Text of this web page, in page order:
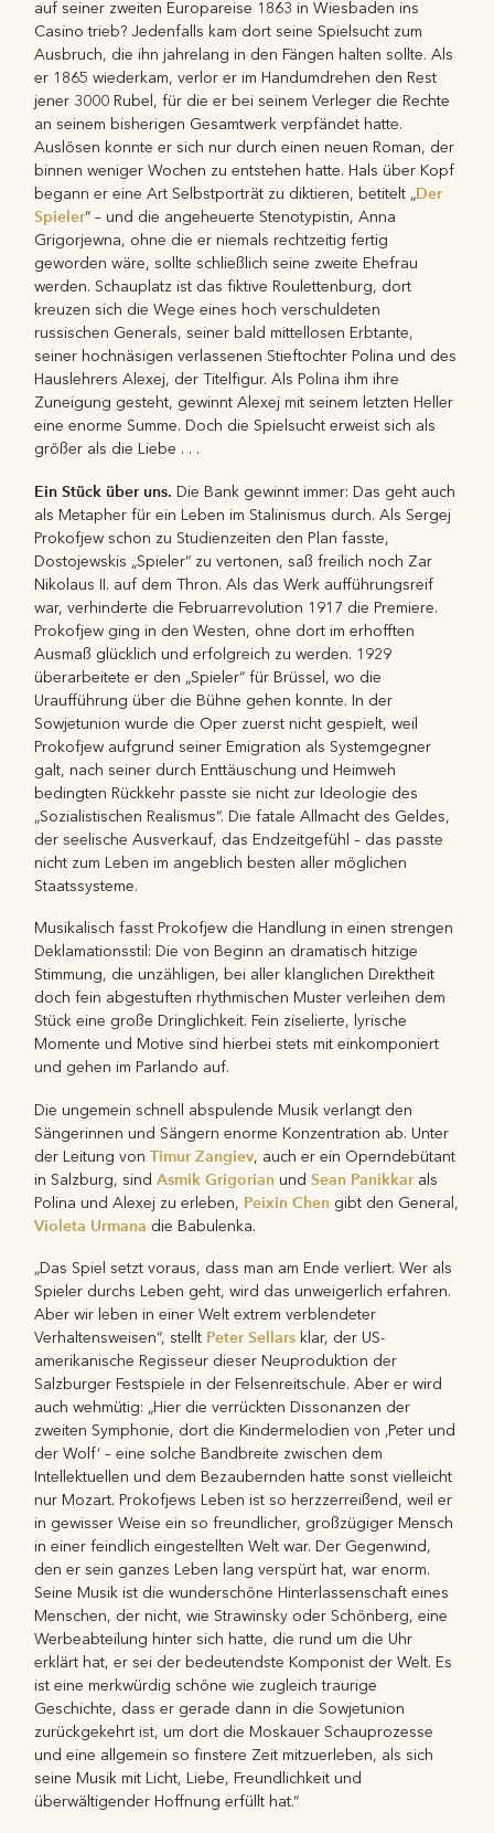
auf seiner zweiten Europareise 1863 in Wiesbaden ins
Casino trieb? Jedenfalls kam dort seine Spielsucht zum
Ausbruch, die ihn jahrelang in den Fängen halten sollte. Als
er 1865 wiederkam, verlor er im Handumdrehen den Rest
jener 3000 Rubel, für die er bei seinem Verleger die Rechte
an seinem bisherigen Gesamtwerk verpfändet hatte.
Auslösen konnte er sich nur durch einen neuen Roman, der
binnen weniger Wochen zu entstehen hatte. Hals über Kopf
begann er eine Art Selbstporträt zu diktieren, betitelt „Der
Spieler“ – und die angeheuerte Stenotypistin, Anna
Grigorjewna, ohne die er niemals rechtzeitig fertig
geworden wäre, sollte schließlich seine zweite Ehefrau
werden. Schauplatz ist das fiktive Roulettenburg, dort
kreuzen sich die Wege eines hoch verschuldeten
russischen Generals, seiner bald mittellosen Erbtante,
seiner hochnäsigen verlassenen Stieftochter Polina und des
Hauslehrers Alexej, der Titelfigur. Als Polina ihm ihre
Zuneigung gesteht, gewinnt Alexej mit seinem letzten Heller
eine enorme Summe. Doch die Spielsucht erweist sich als
größer als die Liebe . . .
Ein Stück über uns. Die Bank gewinnt immer: Das geht auch
als Metapher für ein Leben im Stalinismus durch. Als Sergej
Prokofjew schon zu Studienzeiten den Plan fasste,
Dostojewskis „Spieler“ zu vertonen, saß freilich noch Zar
Nikolaus II. auf dem Thron. Als das Werk aufführungsreif
war, verhinderte die Februarrevolution 1917 die Premiere.
Prokofjew ging in den Westen, ohne dort im erhofften
Ausmaß glücklich und erfolgreich zu werden. 1929
überarbeitete er den „Spieler“ für Brüssel, wo die
Uraufführung über die Bühne gehen konnte. In der
Sowjetunion wurde die Oper zuerst nicht gespielt, weil
Prokofjew aufgrund seiner Emigration als Systemgegner
galt, nach seiner durch Enttäuschung und Heimweh
bedingten Rückkehr passte sie nicht zur Ideologie des
„Sozialistischen Realismus“. Die fatale Allmacht des Geldes,
der seelische Ausverkauf, das Endzeitgefühl – das passte
nicht zum Leben im angeblich besten aller möglichen
Staatssysteme.
Musikalisch fasst Prokofjew die Handlung in einen strengen
Deklamationsstil: Die von Beginn an dramatisch hitzige
Stimmung, die unzähligen, bei aller klanglichen Direktheit
doch fein abgestuften rhythmischen Muster verleihen dem
Stück eine große Dringlichkeit. Fein ziselierte, lyrische
Momente und Motive sind hierbei stets mit einkomponiert
und gehen im Parlando auf.
Die ungemein schnell abspulende Musik verlangt den
Sängerinnen und Sängern enorme Konzentration ab. Unter
der Leitung vonTimur Zangiev, auch er ein Operndebütant
in Salzburg, sindAsmik Grigorian undSean Panikkar als
Polina und Alexej zu erleben, Peixin Chen gibt den General,
Violeta Urmana die Babulenka.
„Das Spiel setzt voraus, dass man am Ende verliert. Wer als
Spieler durchs Leben geht, wird das unweigerlich erfahren.
Aber wir leben in einer Welt extrem verblendeter
Verhaltensweisen“, stellt Peter Sellars klar, der US-
amerikanische Regisseur dieser Neuproduktion der
Salzburger Festspiele in der Felsenreitschule. Aber er wird
auch wehmütig: „Hier die verrückten Dissonanzen der
zweiten Symphonie, dort die Kindermelodien von ‚Peter und
der Wolf‘ – eine solche Bandbreite zwischen dem
Intellektuellen und dem Bezaubernden hatte sonst vielleicht
nur Mozart. Prokofjews Leben ist so herzzerreißend, weil er
in gewisser Weise ein so freundlicher, großzügiger Mensch
in einer feindlich eingestellten Welt war. Der Gegenwind,
den er sein ganzes Leben lang verspürt hat, war enorm.
Seine Musik ist die wunderschöne Hinterlassenschaft eines
Menschen, der nicht, wie Strawinsky oder Schönberg, eine
Werbeabteilung hinter sich hatte, die rund um die Uhr
erklärt hat, er sei der bedeutendste Komponist der Welt. Es
ist eine merkwürdig schöne wie zugleich traurige
Geschichte, dass er gerade dann in die Sowjetunion
zurückgekehrt ist, um dort die Moskauer Schauprozesse
und eine allgemein so finstere Zeit mitzuerleben, als sich
seine Musik mit Licht, Liebe, Freundlichkeit und
überwältigender Hoffnung erfüllt hat.“